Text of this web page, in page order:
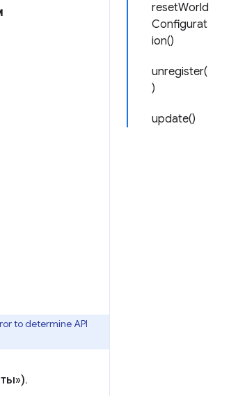
resetWorld
Configurat
ion()
unregister(
)
update()
to determine API
.